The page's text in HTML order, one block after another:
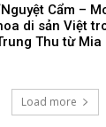
Cẩm –
di sản Việt
Thu từ
Load more